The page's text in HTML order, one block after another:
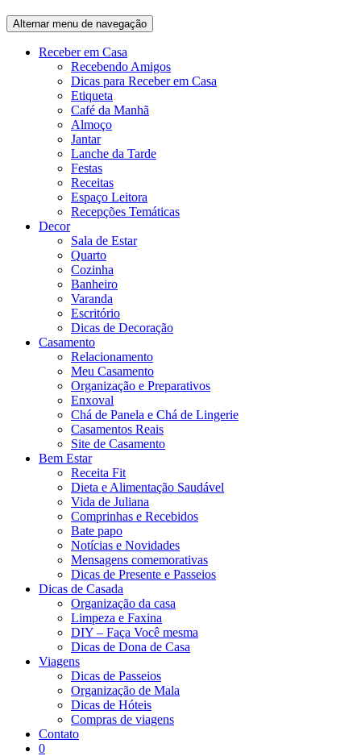
Alternar menu de navegação
Receber em Casa
Recebendo Amigos
Dicas para Receber em Casa
Etiqueta
Café da Manhã
Almoço
Jantar
Lanche da Tarde
Festas
Receitas
Espaço Leitora
Recepções Temáticas
Decor
Sala de Estar
Quarto
Cozinha
Banheiro
Varanda
Escritório
Dicas de Decoração
Casamento
Relacionamento
Meu Casamento
Organização e Preparativos
Enxoval
Chá de Panela e Chá de Lingerie
Casamentos Reais
Site de Casamento
Bem Estar
Receita Fit
Dieta e Alimentação Saudável
Vida de Juliana
Comprinhas e Recebidos
Bate papo
Notícias e Novidades
Mensagens comemorativas
Dicas de Presente e Passeios
Dicas de Casada
Organização da casa
Limpeza e Faxina
DIY – Faça Você mesma
Dicas de Dona de Casa
Viagens
Dicas de Passeios
Organização de Mala
Dicas de Hóteis
Compras de viagens
Contato
0